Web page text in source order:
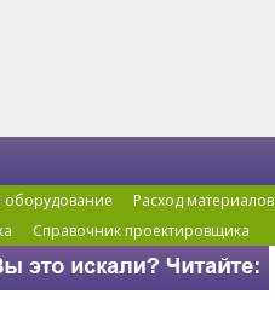
Расход материалов
Справочник проектировщика